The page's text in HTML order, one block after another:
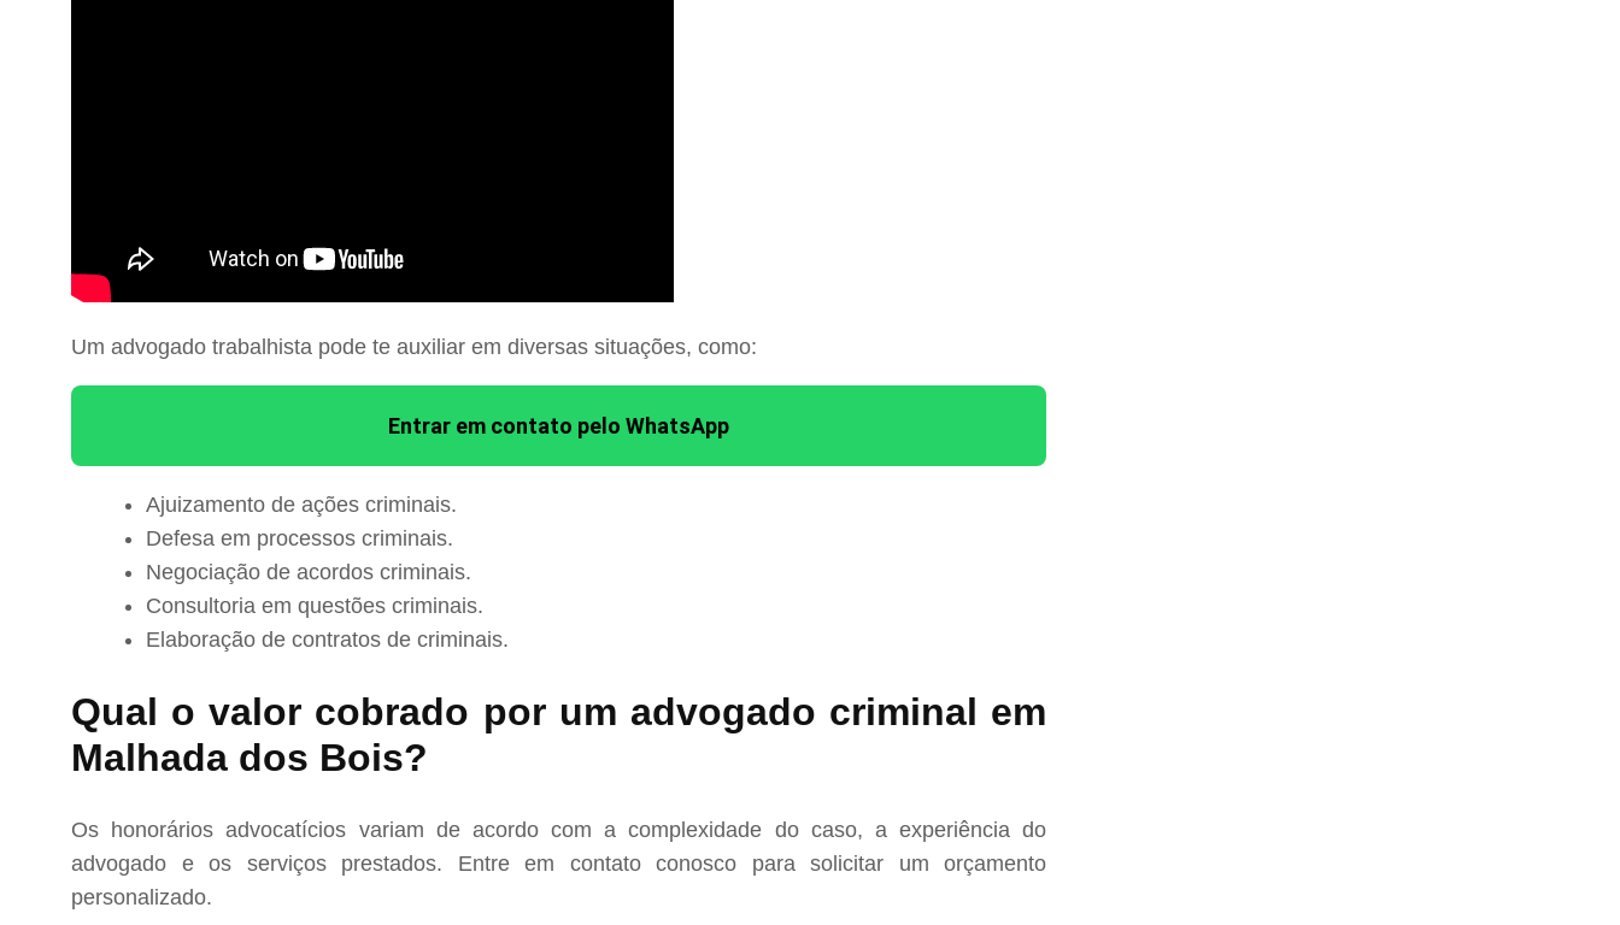
Um advogado trabalhista pode te auxiliar em diversas situações, como:
Entrar em contato pelo WhatsApp
Ajuizamento de ações criminais.
Defesa em processos criminais.
Negociação de acordos criminais.
Consultoria em questões criminais.
Elaboração de contratos de criminais.
Qual o valor cobrado por um advogado criminal em
Malhada dos Bois?
Os honorários advocatícios variam de acordo com a complexidade do caso, a experiência do
advogado e os serviços prestados. Entre em contato conosco para solicitar um orçamento
personalizado.